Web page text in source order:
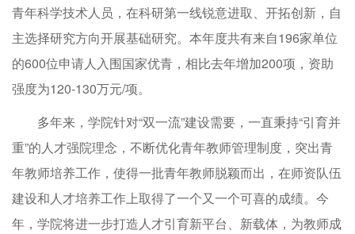
青年科学技术人员，在科研第一线锐意进取、开拓创新，自
主选择研究方向开展基础研究。本年度共有来自196家单位
的600位申请人入围国家优青，相比去年增加200项，资助
强度为120-130万元/项。
多年来，学院针对“双一流”建设需要，一直秉持“引育并
重”的人才强院理念，不断优化青年教师管理制度，突出青
年教师培养工作，使得一批青年教师脱颖而出，在师资队伍
建设和人才培养工作上取得了一个又一个可喜的成绩。今
年，学院将进一步打造人才引育新平台、新载体，为教师成